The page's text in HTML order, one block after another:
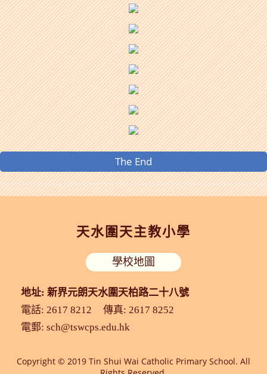
The End
天水圍天主教小學
地址: 新界元朗天水圍天柏路二十八號
學校地圖
電話: 2617 8212
傳真: 2617 8252
電郵: sch@tswcps.edu.hk
Copyright © 2019 Tin Shui Wai Catholic Primary School. All